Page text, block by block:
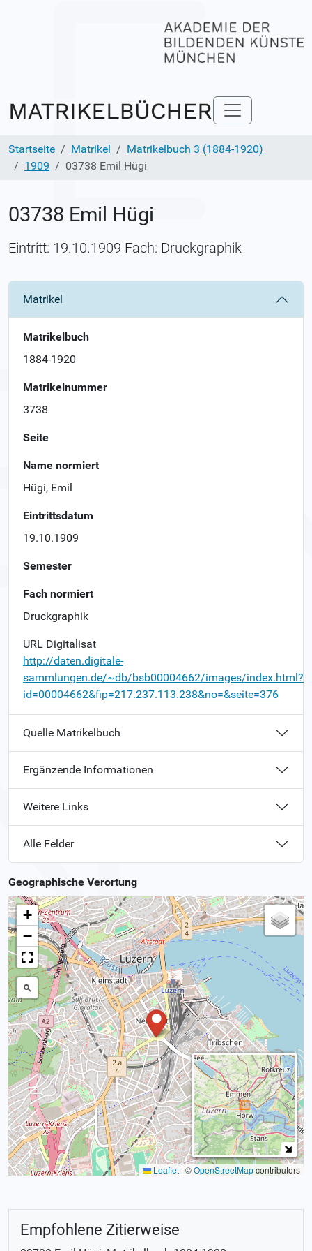
Startseite Matrikel
Matrikelbuch 3 (1884-1920)
1909
03738 Emil Hügi
03738 Emil Hügi
Eintritt: 19.10.1909 Fach: Druckgraphik
Matrikel
Matrikelbuch
1884-1920
Matrikelnummer
3738
Seite
Name normiert
Hügi, Emil
Eintrittsdatum
19.10.1909
Semester
Fach normiert
Druckgraphik
URL Digitalisat
http://daten.digitale-
sammlungen.de/~db/bsb00004662/images/index.html?
id=00004662&fip=217.237.113.238&no=&seite=376
Quelle Matrikelbuch
Ergänzende Informationen
Weitere Links
Alle Felder
Geographische Verortung
+
−
Leaflet |©OpenStreetMapcontributors
Empfohlene Zitierweise